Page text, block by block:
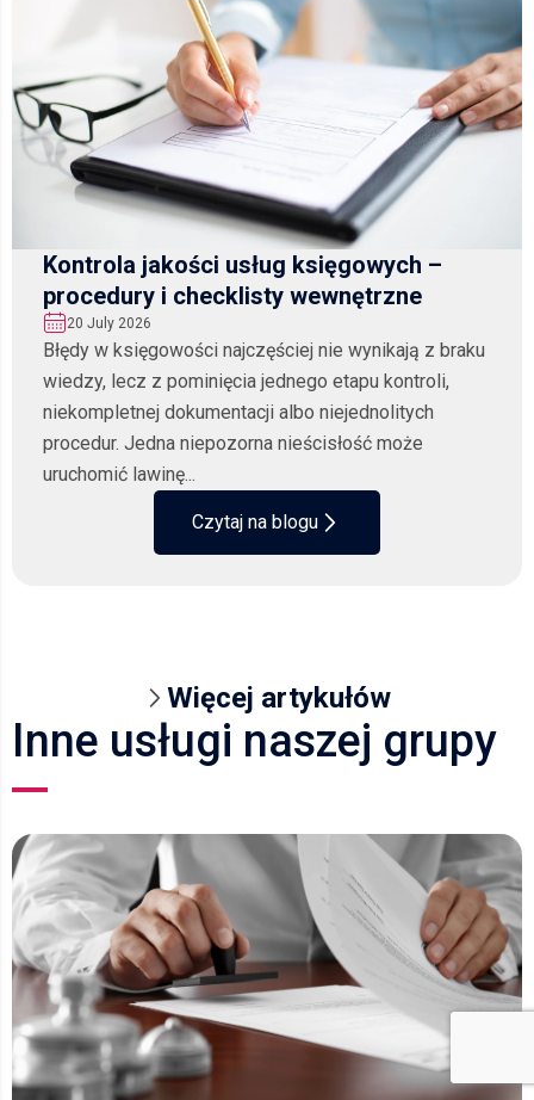
Kontrola jakości usług księgowych –
procedury i checklisty wewnętrzne
20 July 2026
Błędy w księgowości najczęściej nie wynikają z braku
wiedzy, lecz z pominięcia jednego etapu kontroli,
niekompletnej dokumentacji albo niejednolitych
procedur. Jedna niepozorna nieścisłość może
uruchomić lawinę...
Czytaj na blogu
Więcej artykułów
Inne usługi naszej grupy